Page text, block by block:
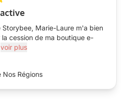
Storybee, Marie-Laure m'a bien
cession de ma boutique e-
voir plus
Nos Régions